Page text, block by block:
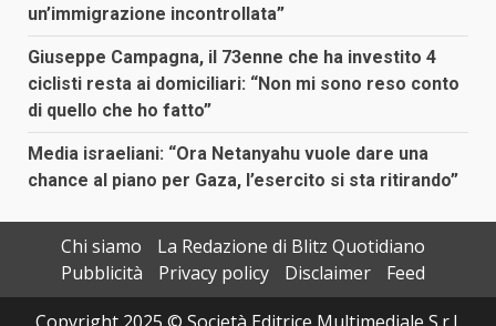
un’immigrazione incontrollata”
Giuseppe Campagna, il 73enne che ha investito 4
ciclisti resta ai domiciliari: “Non mi sono reso conto
di quello che ho fatto”
Media israeliani: “Ora Netanyahu vuole dare una
chance al piano per Gaza, l’esercito si sta ritirando”
Chi siamo
La Redazione di Blitz Quotidiano
Pubblicità
Privacy policy Disclaimer
Feed